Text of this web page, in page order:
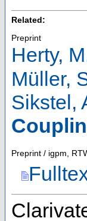
Related:
Preprint
Herty,
Müller,
Sikstel,
Preprint / igpm,